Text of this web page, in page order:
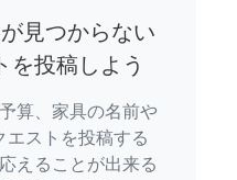
見つからない
を投稿しよう
算、家具の名前や
エストを投稿する
えることが出来る